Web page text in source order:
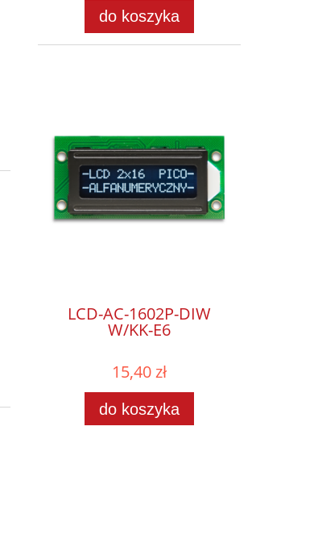
do koszyka
LCD-AC-1602P-DIW
W/KK-E6
15,40 zł
do koszyka